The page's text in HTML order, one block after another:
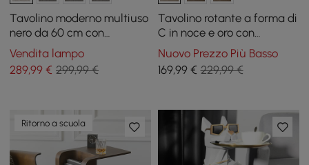
Tavolino moderno multiuso
nero da 60 cm con
portariviste
Vendita lampo
289,99 € 299,99 €
Tavolino rotante a forma di
C in noce e oro con
contenitore
Nuovo Prezzo Più Basso
169,99€ 229,99 €
Ritorno a scuola